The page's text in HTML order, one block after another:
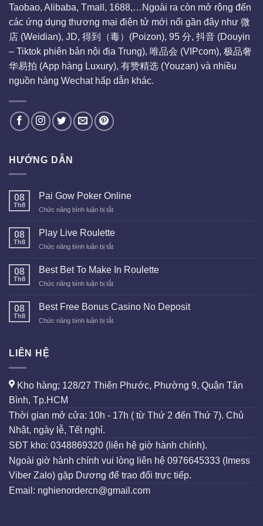
Taobao, Alibaba, Tmall, 1688,…Ngoài ra còn mở rộng đến
các ứng dụng thương mại điện tử mới nổi gần đây như 微
店 (Weidian), JD, 得到（毒）(Poizon), 95 分, 抖音 (Douyin
– Tiktok phiên bản nội địa Trung), 唯品会 (VIPcom), 极品奢
华易拍 (App hàng Luxury), 有赞精选 (Youzan) và nhiều
nguồn hàng Wechat hấp dẫn khác.
HƯỚNG DẪN
08
Th8
Pai Gow Poker Online
Chức năng bình luận bị tắtở
Gow
Online
08
Th8
Play Live Roulette
Chức năng bình luận bị tắtở
Live
08
Th8
Best Bet To Make In Roulette
Chức năng bình luận bị tắtở
Bet
Make
08
Th8
Best Free Bonus Casino No Deposit
Chức năng bình luận bị tắtở
Deposit
LIÊN HỆ
Kho hàng; 128/27 Thiên Phước, Phường 9, Quận Tân
Bình, Tp.HCM
Thời gian mở cửa: 10h - 17h ( từ Thứ 2 đến Thứ 7). Chủ
Nhật, ngày lễ, Tết nghỉ.
SĐT kho: 0348869320 (liên hệ giờ hành chính).
Ngoài giờ hành chính vui lòng liên hệ 0976645333 (Imess
Viber Zalo) gặp Dương để trao đổi trực tiếp.
Email: nghienordercn@gmail.com